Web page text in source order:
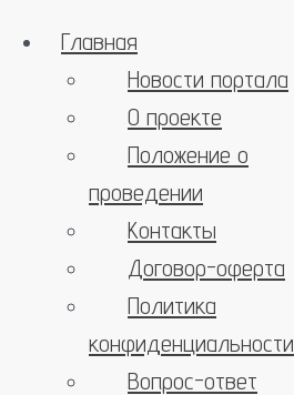
Главная
Новости портала
О проекте
Положение о
проведении
Контакты
Договор-оферта
Политика
конфиденциальности
Вопрос-ответ